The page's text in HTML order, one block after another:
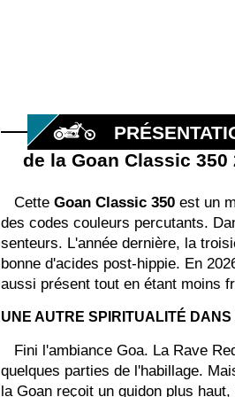
de la Goan Classic 350
CetteGoan Classic 350 est un
des codes couleurs percutants.
senteurs. L'année dernière, la
bonne d'acides post-hippie. En
aussi présent tout en étant moins
UNE AUTRE SPIRITUALITÉ DANS
Fini l'ambiance Goa. La Rave
quelques parties de l'habillage.
la Goan reçoit un guidon plus